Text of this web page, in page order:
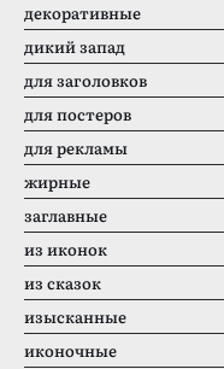
декоративные
дикий запад
для заголовков
для постеров
для рекламы
жирные
заглавные
из иконок
из сказок
изысканные
иконочные